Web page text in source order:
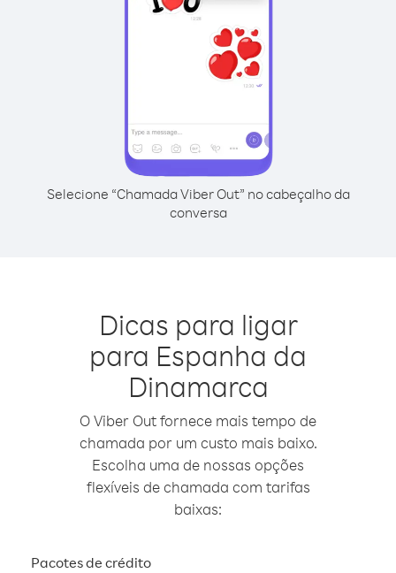
Selecione “Chamada Viber Out” no cabeçalho da
conversa
Dicas para ligar
para Espanha da
Dinamarca
O Viber Out fornece mais tempo de
chamada por um custo mais baixo.
Escolha uma de nossas opções
flexíveis de chamada com tarifas
baixas:
Pacotes de crédito